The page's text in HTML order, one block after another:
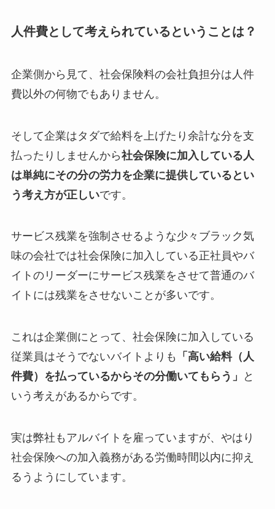
人件費として考えられているということは？
企業側から見て、社会保険料の会社負担分は人件
費以外の何物でもありません。
そして企業はタダで給料を上げたり余計な分を支
払ったりしませんから社会保険に加入している人
は単純にその分の労力を企業に提供しているとい
う考え方が正しいです。
サービス残業を強制させるような少々ブラック気
味の会社では社会保険に加入している正社員やバ
イトのリーダーにサービス残業をさせて普通のバ
イトには残業をさせないことが多いです。
これは企業側にとって、社会保険に加入している
従業員はそうでないバイトよりも
「高い給料（人
件費）を払っているからその分働いてもらう」
と
いう考えがあるからです。
実は弊社もアルバイトを雇っていますが、やはり
社会保険への加入義務がある労働時間以内に抑え
るうようにしています。